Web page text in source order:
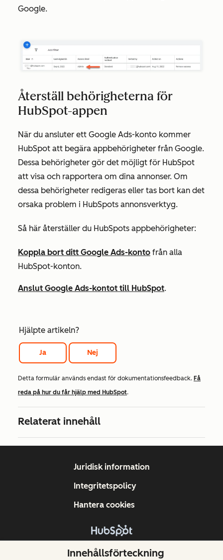
Google.
Återställ behörigheterna för
HubSpot-appen
När du ansluter ett Google Ads-konto kommer
HubSpot att begära appbehörigheter från Google.
Dessa behörigheter gör det möjligt för HubSpot
att visa och rapportera om dina annonser. Om
dessa behörigheter redigeras eller tas bort kan det
orsaka problem i HubSpots annonsverktyg.
Så här återställer du HubSpots appbehörigheter:
Koppla bort ditt Google Ads-konto från alla
HubSpot-konton.
Anslut Google Ads-kontot till HubSpot.
Hjälpte artikeln?
Ja Nej
Detta formulär används endast för dokumentationsfeedback. Få
reda på hur du får hjälp med HubSpot.
Relaterat innehåll
Innehållsförteckning
Copyright © 2026 HubSpot, Inc.
Juridisk information
Integritetspolicy
Hantera cookies